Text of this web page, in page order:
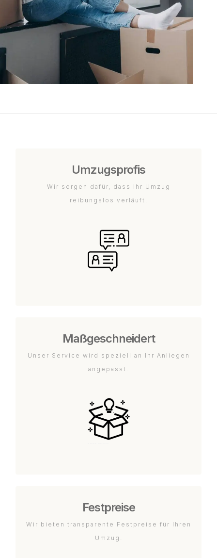
Umzugsprofis
Wir sorgen dafür, dass Ihr Umzug
reibungslos verläuft.
Maßgeschneidert
Unser Service wird speziell an Ihr Anliegen
angepasst.
Festpreise
Wir bieten transparente Festpreise für Ihren
Umzug.